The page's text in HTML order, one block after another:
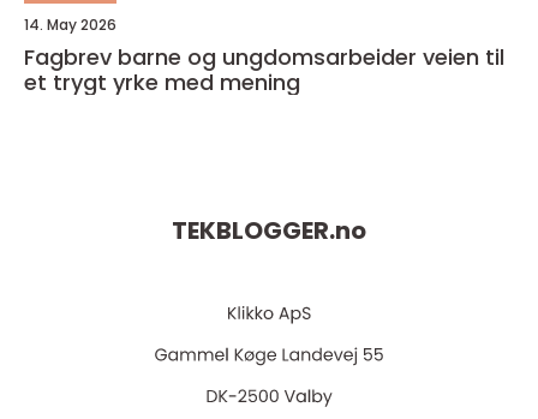
14. May 2026
Fagbrev barne og ungdomsarbeider veien til
et trygt yrke med mening
TEKBLOGGER.no